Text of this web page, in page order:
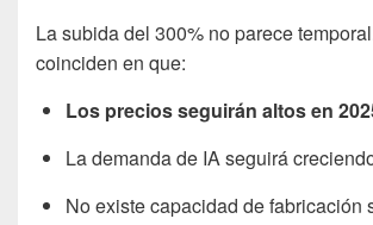
La subida del 300% no parece
coinciden en que:
Los precios seguirán altos en
La demanda de IA seguirá
No existe capacidad de fabricación